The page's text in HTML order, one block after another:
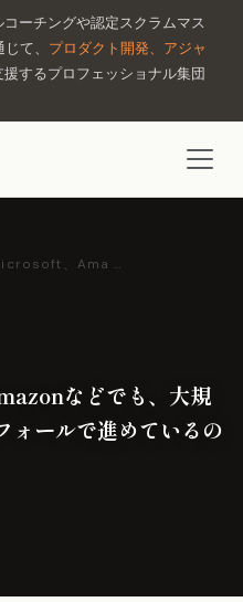
ーチングや認定スクラムマス
て、 プロダクト開発、アジャ
援するプロフェッショナル集団
、Ama …
などでも、大規
ォールで進めているの